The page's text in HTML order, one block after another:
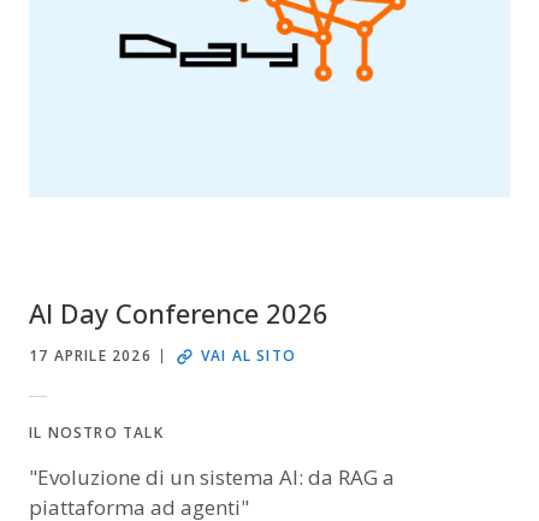
AI Day Conference 2026
17 APRILE 2026 VAI AL SITO
IL NOSTRO TALK
"Evoluzione di un sistema AI: da RAG a
piattaforma ad agenti"